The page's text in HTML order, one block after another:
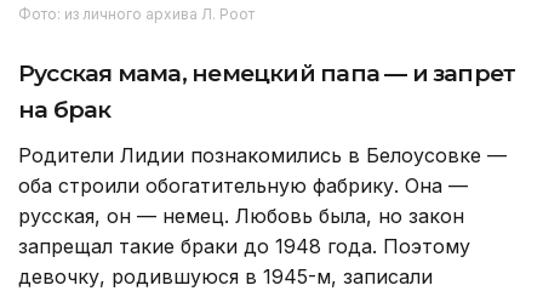
Фото: из личного архива Л. Роот
Русская мама, немецкий папа — и запрет
на брак
Родители Лидии познакомились в Белоусовке —
оба строили обогатительную фабрику. Она —
русская, он — немец. Любовь была, но закон
запрещал такие браки до 1948 года. Поэтому
девочку, родившуюся в 1945-м, записали